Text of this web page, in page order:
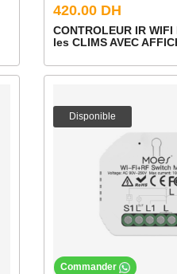
420.00 DH
CONTROLEUR IR
les CLIMS AVEC
Disponible
Commander